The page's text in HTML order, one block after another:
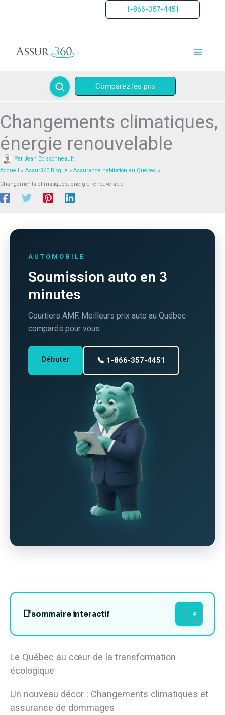
1-866-357-4451
Comparez les prix
Changements climatiques,
énergie renouvelable
Par Jean Boissonneault |
Accueil
Assur360 Blogue Assurance habitation au Québec
Changements climatiques, énergie renouvelable
AUTOMOBILE
Soumission auto en 3
minutes
Courtiers AMF. Meilleurs prix auto au Québec
comparés pour vous.
Débuter 📞 1-866-357-4451
sommaire interactif
Le Québec au cœur de la transformation
écologique
Un nouveau décor : Changements climatiques et
assurance de dommages